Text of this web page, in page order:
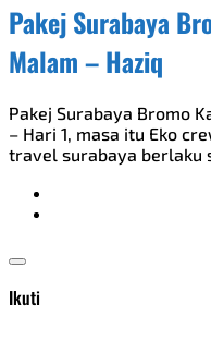
Pakej Surabaya
Malam – Haziq
Pakej Surabaya Bromo
– Hari 1, masa itu Eko
travel surabaya berlaku
Ikuti